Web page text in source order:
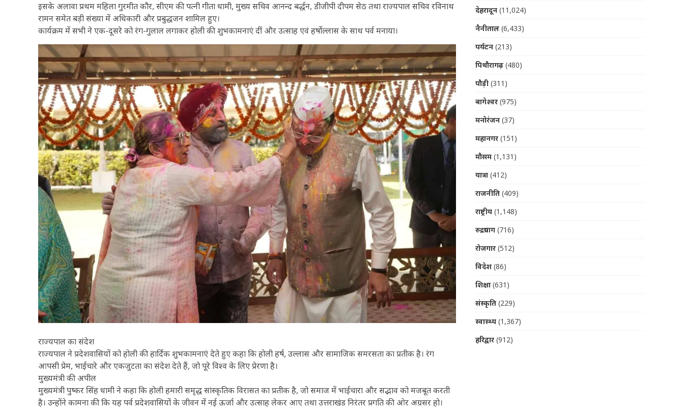
इसके अलावा प्रथम महिला गुरमीत कौर, सीएम की पत्नी गीता धामी, मुख्य सचिव आनन्द बर्द्धन, डीजीपी दीपम सेठ तथा राज्यपाल सचिव रविनाथ
रामन समेत बड़ी संख्या में अधिकारी और प्रबुद्धजन शामिल हुए।
कार्यक्रम में सभी ने एक-दूसरे को रंग-गुलाल लगाकर होली की शुभकामनाएं दीं और उत्साह एवं हर्षोल्लास के साथ पर्व मनाया।
राज्यपाल का संदेश
राज्यपाल ने प्रदेशवासियों को होली की हार्दिक शुभकामनाएं देते हुए कहा कि होली हर्ष, उल्लास और सामाजिक समरसता का प्रतीक है। रंग
आपसी प्रेम, भाईचारे और एकजुटता का संदेश देते हैं, जो पूरे विश्व के लिए प्रेरणा है।
मुख्यमंत्री की अपील
मुख्यमंत्री पुष्कर सिंह धामी ने कहा कि होली हमारी समृद्ध सांस्कृतिक विरासत का प्रतीक है, जो समाज में भाईचारा और सद्भाव को मजबूत करती
है। उन्होंने कामना की कि यह पर्व प्रदेशवासियों के जीवन में नई ऊर्जा और उत्साह लेकर आए तथा उत्तराखंड निरंतर प्रगति की ओर अग्रसर हो।
देहरादून(11,024)
नैनीताल(6,433)
पर्यटन(213)
पिथौरागढ़(480)
पौड़ी(311)
बागेश्वर(975)
मनोरंजन(37)
महानगर(151)
मौसम(1,131)
यात्रा(412)
राजनीति(409)
राष्ट्रीय(1,148)
रुद्रप्रयाग(716)
रोजगार(512)
विदेश(86)
शिक्षा(631)
संस्कृति(229)
स्वास्थ्य(1,367)
हरिद्वार(912)